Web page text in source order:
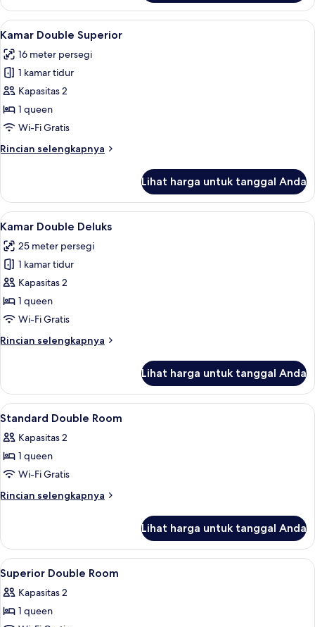
Kamar
Double
Standar
Lihat
semua
foto
untuk
Kamar
Double
Superior
Kamar Double Superior | Meja kerja,
19
Kamar Double Superior
16 meter persegi
1 kamar tidur
Kapasitas 2
1 queen
Wi-Fi Gratis
Rincian selengkapnya
Rincian
Kamar
Double
Superior
Lihat harga untuk tanggal Anda
Lihat
semua
foto
untuk
Kamar
Double
Deluks
Kamar Double Deluks | Meja kerja,
15
Kamar Double Deluks
25 meter persegi
1 kamar tidur
Kapasitas 2
1 queen
Wi-Fi Gratis
Rincian selengkapnya
Rincian
Kamar
Double
Deluks
Lihat harga untuk tanggal Anda
Lihat
semua
foto
untuk
Standard
Double
Meja kerja, Wi-Fi gratis, dan seprai
12
Standard Double Room
Kapasitas 2
1 queen
Wi-Fi Gratis
Rincian selengkapnya
Rincian
Standard
Double
Room
Lihat harga untuk tanggal Anda
Lihat
semua
foto
untuk
Meja kerja, Wi-Fi gratis, dan seprai
16
Superior Double Room
Kapasitas 2
1 queen